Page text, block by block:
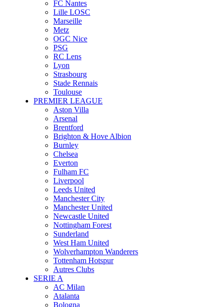
FC Nantes
Lille LOSC
Marseille
Metz
OGC Nice
PSG
RC Lens
Lyon
Strasbourg
Stade Rennais
Toulouse
PREMIER LEAGUE
Aston Villa
Arsenal
Brentford
Brighton & Hove Albion
Burnley
Chelsea
Everton
Fulham FC
Liverpool
Leeds United
Manchester City
Manchester United
Newcastle United
Nottingham Forest
Sunderland
West Ham United
Wolverhampton Wanderers
Tottenham Hotspur
Autres Clubs
SERIE A
AC Milan
Atalanta
Bologna